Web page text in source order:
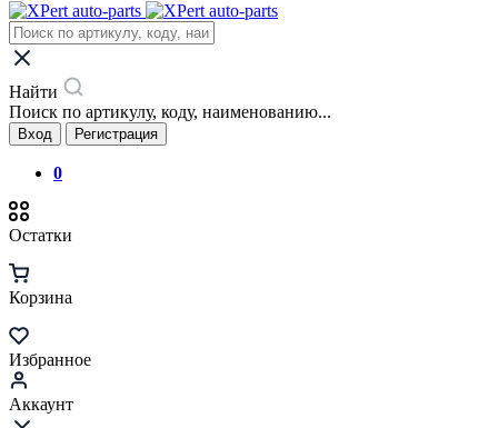
Найти
Поиск по артикулу, коду, наименованию...
Вход Регистрация
0
Остатки
Корзина
Избранное
Аккаунт